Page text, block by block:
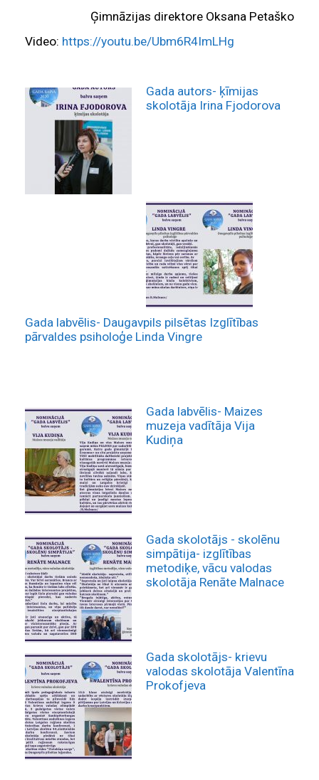
Ģimnāzijas direktore Oksana Petaško
Video: https://youtu.be/Ubm6R4ImLHg
Gada autors- ķīmijas
skolotāja Irina Fjodorova
Gada labvēlis- Daugavpils pilsētas Izglītības
pārvaldes psiholoģe Linda Vingre
Gada labvēlis- Maizes
muzeja vadītāja Vija
Kudiņa
Gada skolotājs - skolēnu
simpātija- izglītības
metodiķe, vācu valodas
skolotāja Renāte Malnace
Gada skolotājs- krievu
valodas skolotāja Valentīna
Prokofjeva